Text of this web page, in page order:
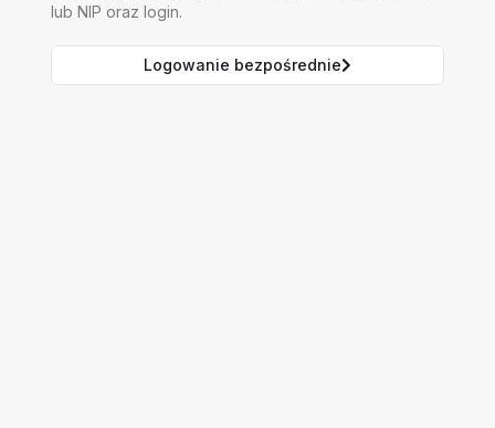
lub NIP oraz login.
Logowanie bezpośrednie